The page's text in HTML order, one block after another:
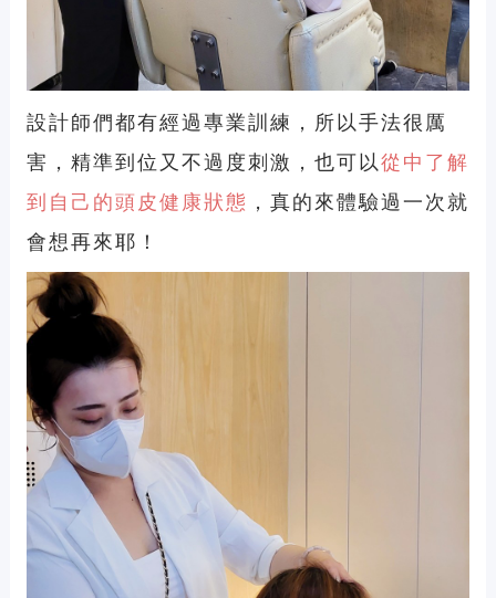
設計師們都有經過專業訓練，所以手法很厲
害，精準到位又不過度刺激，也可以從中了解
到自己的頭皮健康狀態 ，真的來體驗過一次就
會想再來耶！